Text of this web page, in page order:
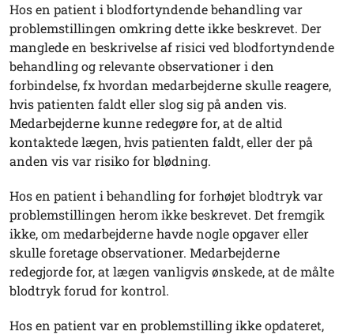
Hos en patient i blodfortyndende behandling var
problemstillingen omkring dette ikke beskrevet. Der
manglede en beskrivelse af risici ved blodfortyndende
behandling og relevante observationer i den
forbindelse, fx hvordan medarbejderne skulle reagere,
hvis patienten faldt eller slog sig på anden vis.
Medarbejderne kunne redegøre for, at de altid
kontaktede lægen, hvis patienten faldt, eller der på
anden vis var risiko for blødning.
Hos en patient i behandling for forhøjet blodtryk var
problemstillingen herom ikke beskrevet. Det fremgik
ikke, om medarbejderne havde nogle opgaver eller
skulle foretage observationer. Medarbejderne
redegjorde for, at lægen vanligvis ønskede, at de målte
blodtryk forud for kontrol.
Hos en patient var en problemstilling ikke opdateret,